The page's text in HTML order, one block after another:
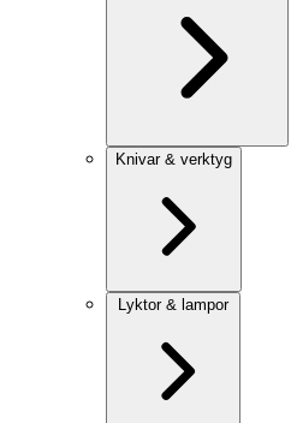
Knivar & verktyg
Lyktor & lampor